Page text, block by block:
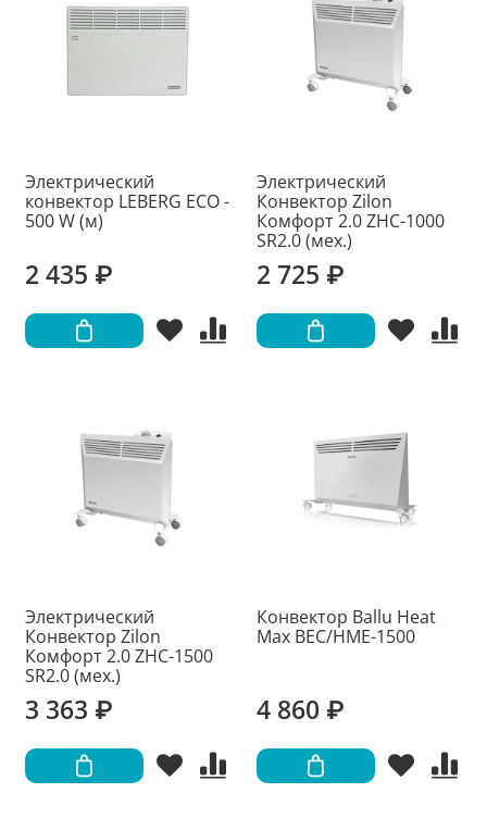
Электрический
конвектор LEBERG ECO -
500 W (м)
2 435 ₽
Электрический
Конвектор Zilon
Комфорт 2.0 ZHC-1000
SR2.0 (мех.)
2 725 ₽
Электрический
Конвектор Zilon
Комфорт 2.0 ZHC-1500
SR2.0 (мех.)
3 363 ₽
Конвектор Ballu Heat
Max BEC/HME-1500
4 860 ₽